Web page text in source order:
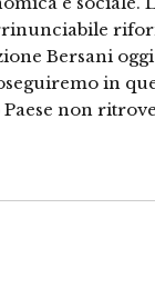
Bersani
in
non